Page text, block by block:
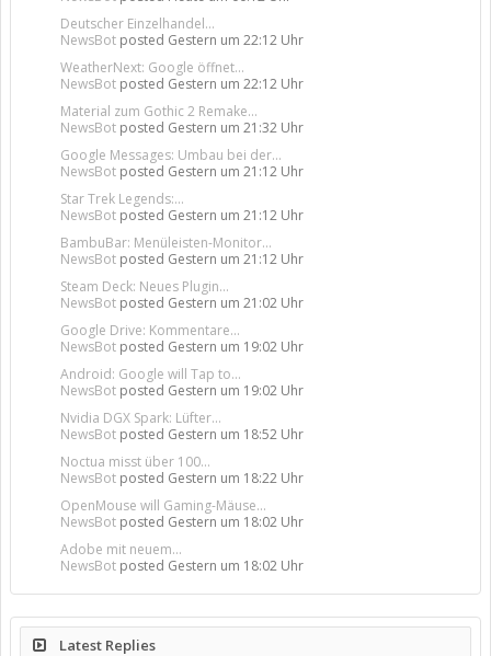
Deutscher Einzelhandel...
NewsBot posted Gestern um 22:12 Uhr
WeatherNext: Google öffnet...
NewsBot posted Gestern um 22:12 Uhr
Material zum Gothic 2 Remake...
NewsBot posted Gestern um 21:32 Uhr
Google Messages: Umbau bei der...
NewsBot posted Gestern um 21:12 Uhr
Star Trek Legends:...
NewsBot posted Gestern um 21:12 Uhr
BambuBar: Menüleisten-Monitor...
NewsBot posted Gestern um 21:12 Uhr
Steam Deck: Neues Plugin...
NewsBot posted Gestern um 21:02 Uhr
Google Drive: Kommentare...
NewsBot posted Gestern um 19:02 Uhr
Android: Google will Tap to...
NewsBot posted Gestern um 19:02 Uhr
Nvidia DGX Spark: Lüfter...
NewsBot posted Gestern um 18:52 Uhr
Noctua misst über 100...
NewsBot posted Gestern um 18:22 Uhr
OpenMouse will Gaming-Mäuse...
NewsBot posted Gestern um 18:02 Uhr
Adobe mit neuem...
NewsBot posted Gestern um 18:02 Uhr
Latest Replies